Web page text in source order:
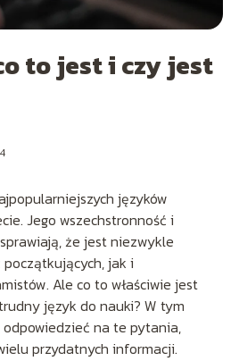
to jest i czy jest
języków
Jego wszechstronność i
że jest niezwykle
jak i
Ale co to właściwie jest
język do nauki? W tym
na te pytania,
przydatnych informacji.